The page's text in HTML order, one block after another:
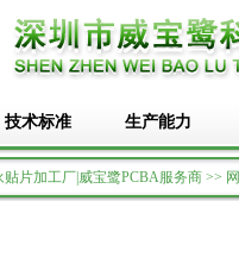
技术标准 生产能力
片加工厂|威宝鹭PCBA服务商 >>